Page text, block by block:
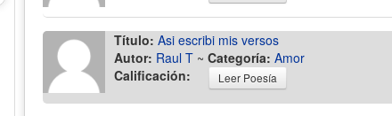
Título: Asi escribi mis versos
Autor: Raul T ~ Categoría: Amor
Calificación:
Leer Poesía